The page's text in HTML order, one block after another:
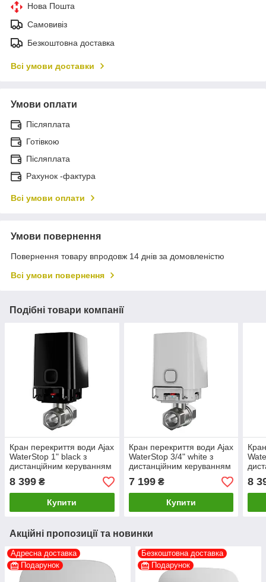
Нова Пошта
Самовивіз
Безкоштовна доставка
Всі умови доставки
Умови оплати
Післяплата
Готівкою
Післяплата
Рахунок -фактура
Всі умови оплати
Умови повернення
Повернення товару впродовж 14 днів за домовленістю
Всі умови повернення
Подібні товари компанії
Кран перекриття води Ajax
WaterStop 1" black з
дистанційним керуванням
8 399 ₴
Купити
Кран перекриття води Ajax
WaterStop 3/4" white з
дистанційним керуванням
7 199₴
Купити
8
Акційні пропозиції та новинки
Адресна доставка
Подарунок
Безкоштовна доставка
Подарунок